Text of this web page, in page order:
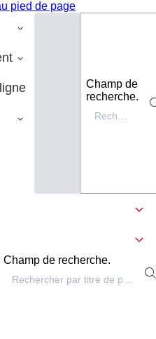
pied de page
Champ de
recherche.
Champ de recherche.